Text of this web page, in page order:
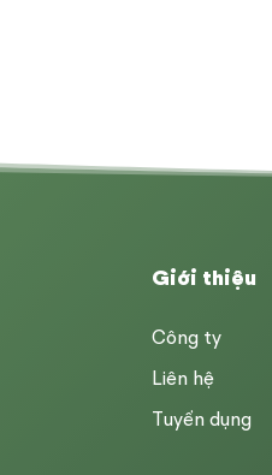
Giới thiệu
Công ty
Liên hệ
Tuyển dụng